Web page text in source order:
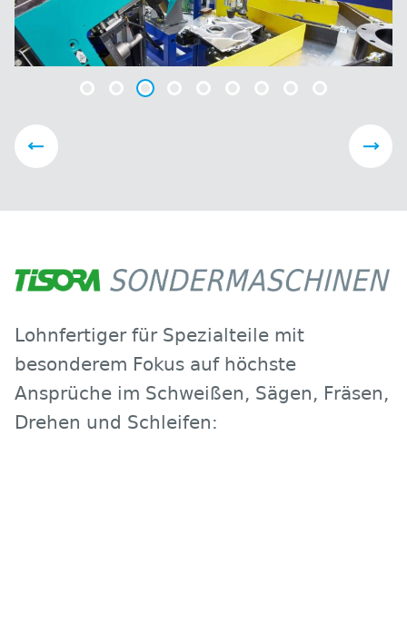
Lohnfertiger für Spezialteile mit
besonderem Fokus auf höchste
Ansprüche im Schweißen, Sägen, Fräsen,
Drehen und Schleifen: